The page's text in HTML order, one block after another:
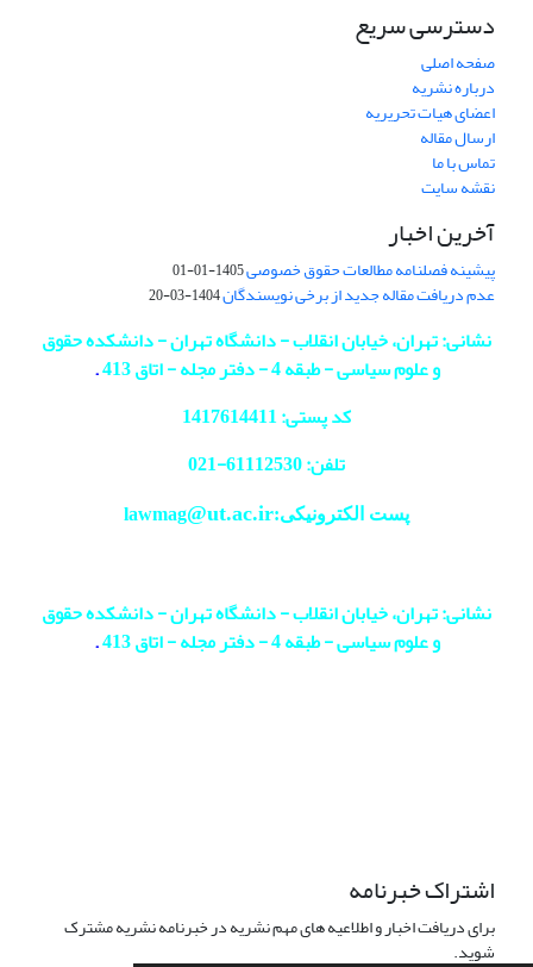
دسترسی سریع
صفحه اصلی
درباره نشریه
اعضای هیات تحریریه
ارسال مقاله
تماس با ما
نقشه سایت
آخرین اخبار
پیشینه فصلنامه مطالعات حقوق خصوصی1405-01-01
عدم دریافت مقاله جدید از برخی نویسندگان1404-03-20
نشانی: تهران، خیابان انقلاب - دانشگاه تهران - دانشکده حقوق
و علوم سیاسی - طبقه 4 - دفتر مجله - اتاق 413
.
کد پستی: 1417614411
تلفن: 61112530-
021
پست الکترونیکی:lawmag@ut.ac.ir
نشانی: تهران، خیابان انقلاب - دانشگاه تهران - دانشکده حقوق
و علوم سیاسی - طبقه 4 - دفتر مجله - اتاق 413
.
اشتراک خبرنامه
برای دریافت اخبار و اطلاعیه های مهم نشریه در خبرنامه نشریه مشترک
شوید.